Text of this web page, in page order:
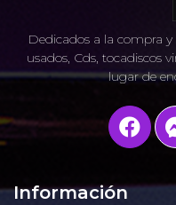
Dedicados a la compra y
usados, Cds, tocadiscos
lugar de
Información